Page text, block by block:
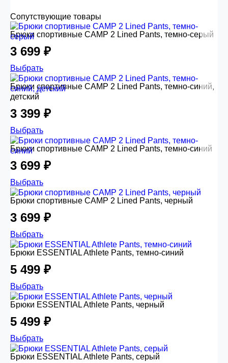
Сопутствующие товары
Брюки спортивные CAMP 2 Lined Pants, темно-серый
3 699 ₽
Выбрать
Брюки спортивные CAMP 2 Lined Pants, темно-синий,
детский
3 399 ₽
Выбрать
Брюки спортивные CAMP 2 Lined Pants, темно-синий
3 699 ₽
Выбрать
Брюки спортивные CAMP 2 Lined Pants, черный
3 699 ₽
Выбрать
Брюки ESSENTIAL Athlete Pants, темно-синий
5 499 ₽
Выбрать
Брюки ESSENTIAL Athlete Pants, черный
5 499 ₽
Выбрать
Брюки ESSENTIAL Athlete Pants, серый